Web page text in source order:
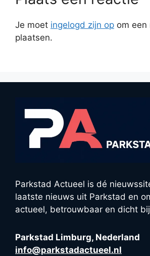
Je moet ingelogd zijn op om een
plaatsen.
Parkstad Actueel is dé
laatste nieuws uit Parkstad en
actueel, betrouwbaar en dicht
Parkstad Limburg, Nederland
info@parkstadactueel.nl